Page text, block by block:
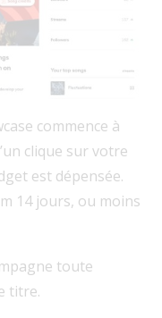
commence à
clique sur votre
est dépensée.
14 jours, ou moins
toute
titre.